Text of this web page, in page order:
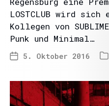
LOSTCLUB wird
Kollegen von
Punk und Minimal…
5. Oktober 2016